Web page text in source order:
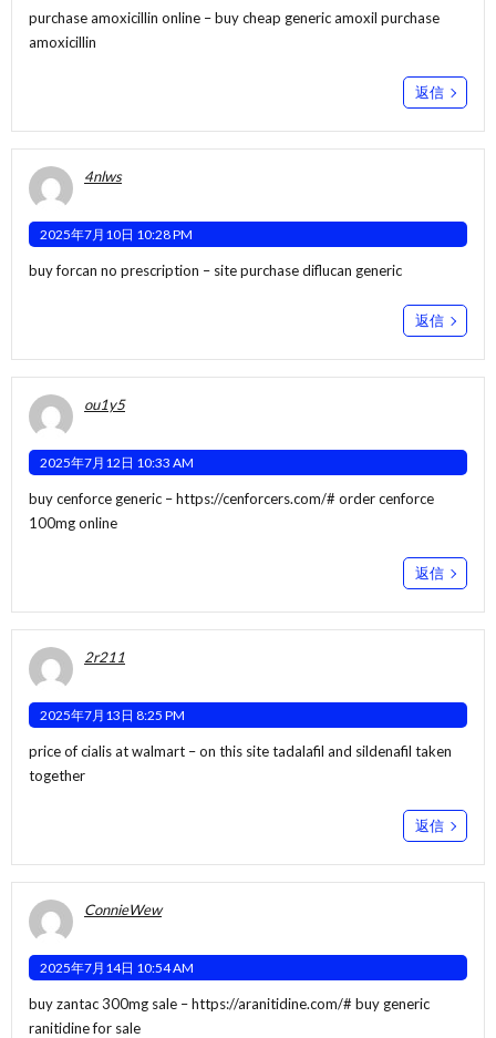
purchase amoxicillin online –buy cheap generic amoxil purchase
amoxicillin
返信
4nlws
2025年7月10日 10:28 PM
buy forcan no prescription – sitepurchase diflucan generic
返信
ou1y5
2025年7月12日 10:33 AM
buy cenforce generic –https://cenforcers.com/# order cenforce
100mg online
返信
2r211
2025年7月13日 8:25 PM
price of cialis at walmart –on this sitetadalafil and sildenafil taken
together
返信
ConnieWew
2025年7月14日 10:54 AM
buy zantac 300mg sale –https://aranitidine.com/# buy generic
ranitidine for sale